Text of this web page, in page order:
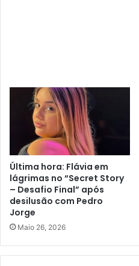
Última hora: Flávia em
lágrimas no “Secret Story
– Desafio Final” após
desilusão com Pedro
Jorge
Maio 26, 2026